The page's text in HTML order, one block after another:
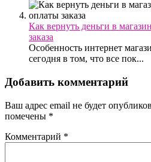
Как вернуть деньги в
заказа
Особенность интернет
сегодня в том, что все пок...
Добавить комментарий
Ваш адрес email не будет
помечены *
Комментарий *